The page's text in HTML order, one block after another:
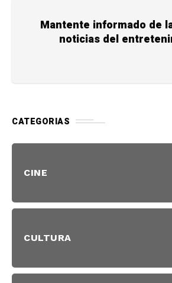
Mantente informado de
noticias del
CATEGORIAS
CINE
CULTURA